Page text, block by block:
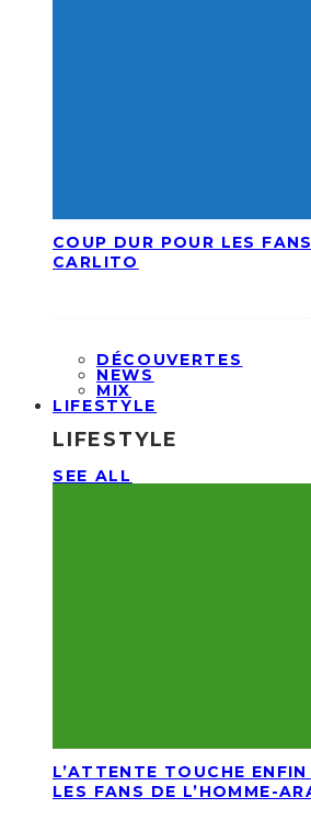
COUP DUR POUR LES
CARLITO
DÉCOUVERTES
NEWS
MIX
LIFESTYLE
LIFESTYLE
SEE ALL
L’ATTENTE TOUCHE
LES FANS DE L’HOMME-